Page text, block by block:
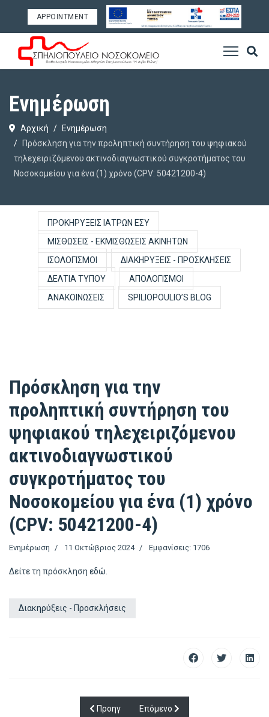
APPOINTMENT
Ενημέρωση
Αρχική
Ενημέρωση
Πρόσκληση για την προληπτική συντήρηση του ψηφιακού
τηλεχειριζόμενου ακτινοδιαγνωστικού συγκροτήματος του
Νοσοκομείου για ένα (1) χρόνο (CPV: 50421200-4)
ΠΡΟΚΗΡΎΞΕΙΣ ΙΑΤΡΏΝ ΕΣΥ
ΜΙΣΘΏΣΕΙΣ - ΕΚΜΙΣΘΏΣΕΙΣ ΑΚΙΝΉΤΩΝ
ΙΣΟΛΟΓΙΣΜΟΊ
ΔΙΑΚΗΡΎΞΕΙΣ - ΠΡΟΣΚΛΉΣΕΙΣ
ΔΕΛΤΊΑ ΤΎΠΟΥ
ΑΠΟΛΟΓΙΣΜΟΊ
ΑΝΑΚΟΙΝΏΣΕΙΣ
SPILIOPOULIO’S BLOG
Πρόσκληση για την
προληπτική συντήρηση του
ψηφιακού τηλεχειριζόμενου
ακτινοδιαγνωστικού
συγκροτήματος του
Νοσοκομείου για ένα (1) χρόνο
(CPV: 50421200-4)
Ενημέρωση 11 Οκτώβριος 2024 Εμφανίσεις: 1706
Δείτε τη πρόσκληση εδώ
Διακηρύξεις - Προσκλήσεις
Προηγούμενο άρθρο: 50o Εκπαιδευτικό
Προηγ Επόμενο άρθρο: ΔΙΑΚΗΡΥΞΗ
Επόμενο